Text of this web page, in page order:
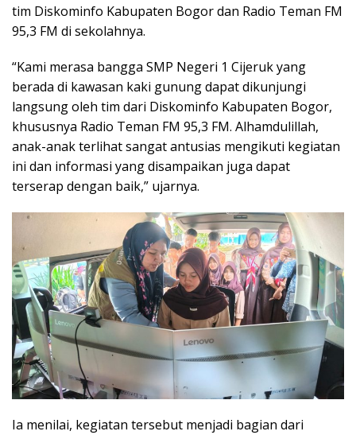
tim Diskominfo Kabupaten Bogor dan Radio Teman FM
95,3 FM di sekolahnya.
“Kami merasa bangga SMP Negeri 1 Cijeruk yang
berada di kawasan kaki gunung dapat dikunjungi
langsung oleh tim dari Diskominfo Kabupaten Bogor,
khususnya Radio Teman FM 95,3 FM. Alhamdulillah,
anak-anak terlihat sangat antusias mengikuti kegiatan
ini dan informasi yang disampaikan juga dapat
terserap dengan baik,” ujarnya.
Ia menilai, kegiatan tersebut menjadi bagian dari